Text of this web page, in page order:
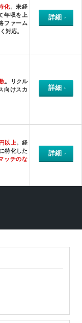
化。未経
年収を上
ファーム
対応。
詳細
。リクル
向けスカ
詳細
以上。経
特化した
ッチのな
詳細